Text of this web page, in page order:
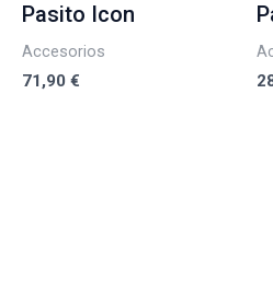
Pasito Icon
Accesorios
71,90 €